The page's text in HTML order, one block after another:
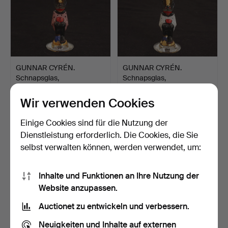
GUNNAR CYRÉN.
Schnapsglas,
34 Gebote
317 USD
GUNNAR CYRÉN.
Schnapsglas,
19 Gebote
116 USD
Wir verwenden Cookies
Einige Cookies sind für die Nutzung der
Dienstleistung erforderlich. Die Cookies, die Sie
selbst verwalten können, werden verwendet, um:
Inhalte und Funktionen an Ihre Nutzung der
Website anzupassen.
Auctionet zu entwickeln und verbessern.
Neuigkeiten und Inhalte auf externen